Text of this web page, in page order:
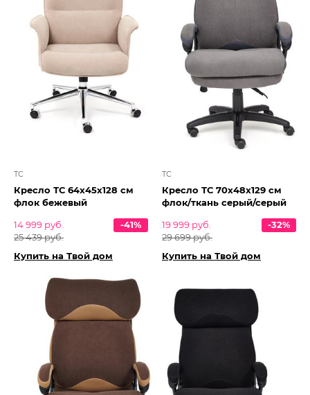
TC
Кресло ТС 64х45х128 см
флок бежевый
14 999 руб.
25 439 руб.
-41%
Купить на Твой дом
TC
Кресло ТС 70х48х129 см
флок/ткань серый/серый
19 999 руб.
29 699 руб.
-32%
Купить на Твой дом